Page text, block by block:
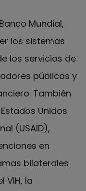
Mundial,
los sistemas
los servicios de
públicos y
También
Unidos
(USAID),
en
bilaterales
VIH, la